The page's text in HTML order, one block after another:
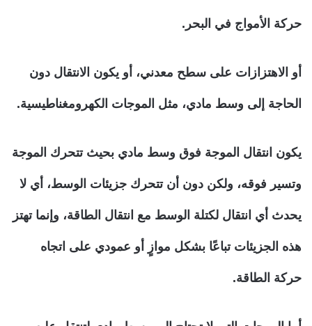
حركة الأمواج في البحر.
أو الاهتزازات على سطح معدني، أو يكون الانتقال دون
الحاجة إلى وسط مادي، مثل الموجات الكهرومغناطيسية.
يكون انتقال الموجة فوق وسط مادي بحيث تتحرك الموجة
وتسير فوقه، ولكن دون أن تتحرك جزيئات الوسط، أي لا
يحدث أي انتقال لكتلة الوسط مع انتقال الطاقة، وإنما تهتز
هذه الجزيئات تباعًا بشكل موازٍ أو عمودي على اتجاه
حركة الطاقة.